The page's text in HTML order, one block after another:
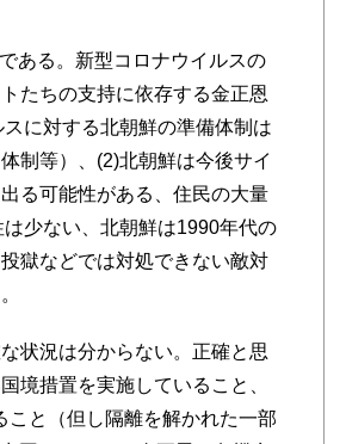
ある。新型コロナウイルスの
たちの支持に依存する金正恩
に対する北朝鮮の準備体制は
制等）、(2)北朝鮮は今後サイ
る可能性がある、住民の大量
少ない、北朝鮮は1990年代の
獄などでは対処できない敵対
状況は分からない。正確と思
境措置を実施していること、
と（但し隔離を解かれた一部